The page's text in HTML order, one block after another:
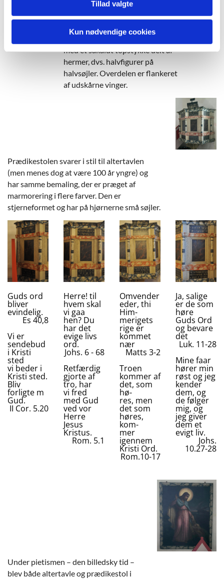
Tillad valgte
Kun nødvendige cookies
Altertavlen fra 1603 har en
arkitektonisk opbygning med
slanke søjler, der bærer en gesims
med et såkaldt topstykke delt af
hermer, dvs. halvfigurer på
halvsøjler. Overdelen er flankeret
af udskårne vinger.
Prædikestolen svarer i stil til altertavlen
(men menes dog at være 100 år yngre) og
har samme bemaling, der er præget af
marmorering i flere farver. Den er
stjerneformet og har på hjørnerne små søjler.
Guds ord
bliver
evindelig.
Es 40,8
Vi er
sendebud
i Kristi
sted
vi beder i
Kristi sted.
Bliv
forligte m
Gud.
II Cor. 5.20
Herre! til
hvem skal
vi gaa
hen? Du
har det
evige livs
ord.
Johs. 6 - 68
Retfærdig
gjorte af
tro, har
vi fred
med Gud
ved vor
Herre
Jesus
Kristus.
Rom. 5.1
Omvender
eder, thi
Him-
merigets
rige er
kommet
nær
Matts 3-2
Troen
kommer af
det, som
hø-
res, men
det som
høres,
kom-
mer
igennem
Kristi Ord.
Rom.10-17
Ja, salige
er de som
høre
Guds Ord
og bevare
det
Luk. 11-28
Mine faar
hører min
røst og jeg
kender
dem, og
de følger
mig, og
jeg giver
dem et
evigt liv.
Johs.
10.27-28
Under pietismen – den billedsky tid –
blev både altertavle og prædikestol i